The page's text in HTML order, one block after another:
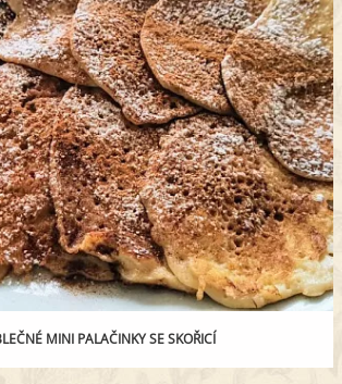
MINI PALAČINKY SE SKOŘICÍ